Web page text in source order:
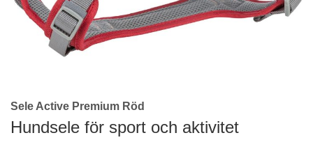
Skip
to
the
Sele Active Premium Röd
Hundsele för sport och aktivitet